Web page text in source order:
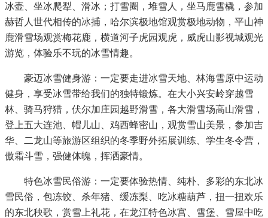
冰壶、坐冰爬犁、滑冰；打雪圈，堆雪人，坐马鹿雪橇，参加
赫哲人世代相传的冰捕，哈尔滨极地馆观赏极地动物，平山神
鹿滑雪场观赏梅花鹿，横道河子虎园观虎，威虎山影视城观光
游览，体验乐不玩的冰雪情趣。
豪迈冰雪健身游：一定要走进冰雪天地、林海雪原中运动
健身，享受冰雪带给我们的独特锻炼。在大小兴安岭穿越雪
林、骑马狩猎，伏尔加庄园越野滑雪，各大滑雪场高山滑雪，
登上五大连池、帽儿山、鸡西蜂密山，观赏雪山美景，参加吉
华、二龙山等旅游区组织的冬季野外拓展训练、学生冬令营，
傲霜斗雪，强健体魄，挥洒豪情。
特色冰雪民俗游：一定要体验热情、纯朴、多彩的东北冰
雪民俗，包冻饺、杀年猪、缓冻梨、吃冰糖葫芦，扭一扭欢乐
的东北秧歌，赏雪上礼花，在龙江特色冰宫、雪堡、雪屋中吃